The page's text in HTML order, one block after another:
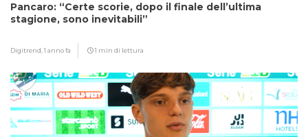
Pancaro: “Certe scorie, dopo il finale dell’ultima
stagione, sono inevitabili”
Digitrend,1 anno fa 1 min di lettura